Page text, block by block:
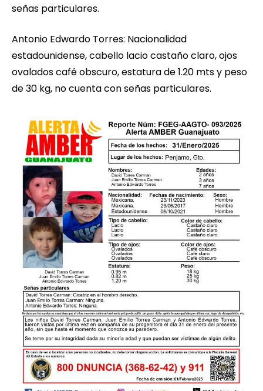
señas particulares.
Antonio Edwardo Torres: Nacionalidad
estadounidense, cabello lacio castaño claro, ojos
ovalados café obscuro, estatura de 1.20 mts y peso
de 30 kg, no cuenta con señas particulares.